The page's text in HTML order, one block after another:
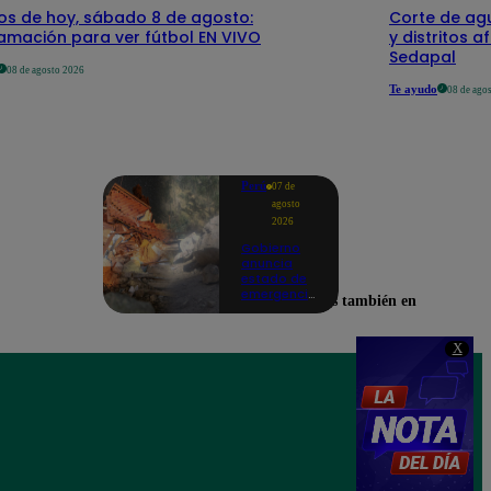
X
de hoy, sábado 8 de agosto:
para ver fútbol EN VIVO
08 de agosto 2026
Corte de
y distritos
Sedapal
Te ayudo 08 de
Perú 07 de
agosto
2026
Gobierno
anuncia
estado de
emergencia
recurrentes
Encuéntranos también en